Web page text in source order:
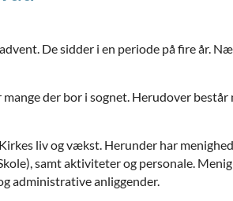
De sidder i en periode på fire år.
der bor i sognet. Herudover
liv og vækst. Herunder har
samt aktiviteter og personale.
administrative anliggender.